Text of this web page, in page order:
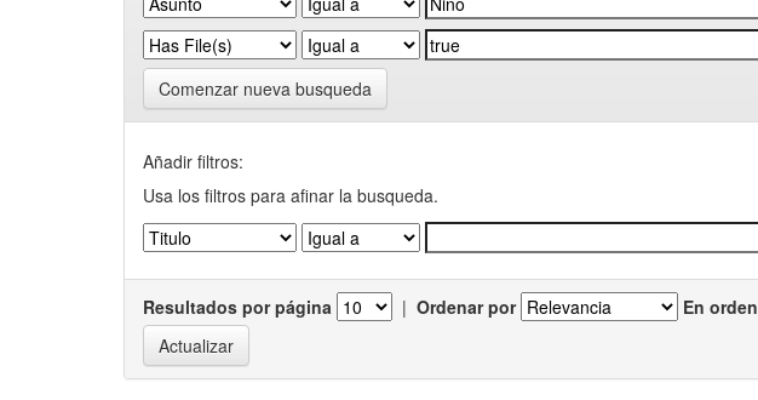
Comenzar nueva busqueda
Añadir filtros:
Usa los filtros para afinar la busqueda.
Resultados por página | Ordenar por En orden